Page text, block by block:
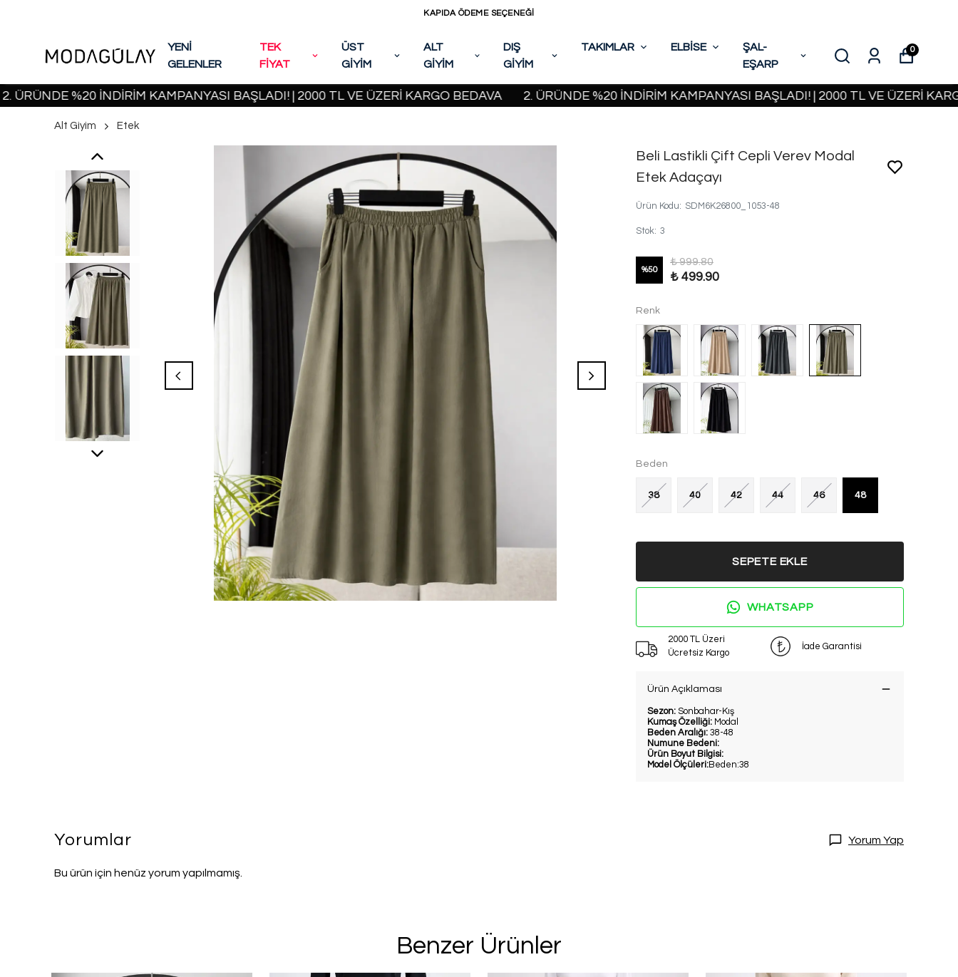
KAPIDA ÖDEME SEÇENEĞİ
YENİ
GELENLER
TEK
FİYAT
ÜST
GİYİM
ALT
GİYİM
DIŞ
GİYİM
TAKIMLAR ELBİSE
ŞAL-
EŞARP
0
%20 İNDİRİM KAMPANYASI BAŞLADI! | 2000 TL VE ÜZERİ KARGO BEDAVA 2. ÜRÜNDE %20 İNDİRİM KAMPANYASI BAŞLADI! | 2000 TL VE ÜZERİ KARGO
Alt Giyim Etek
Beli Lastikli Çift Cepli Verev Modal
Etek Adaçayı
Ürün Kodu: SDM6K26800_1053-48
Stok: 3
%50
₺ 999.80
₺ 499.90
Renk
Beden
38 40 42 44 46 48
SEPETE EKLE
WHATSAPP
2000 TL Üzeri
Ücretsiz Kargo
İade Garantisi
Ürün Açıklaması
Sezon: Sonbahar-Kış
Kumaş Özelliği: Modal
Beden Aralığı: 38-48
Numune Bedeni:
Ürün Boyut Bilgisi:
Model Ölçüleri:Beden:38
Yorumlar Yorum Yap
Bu ürün için henüz yorum yapılmamış.
Benzer ÜrünlerE-posta adresinizi girerek pazarlama ve tanıtım ile ilgili iletişim almayı kabul